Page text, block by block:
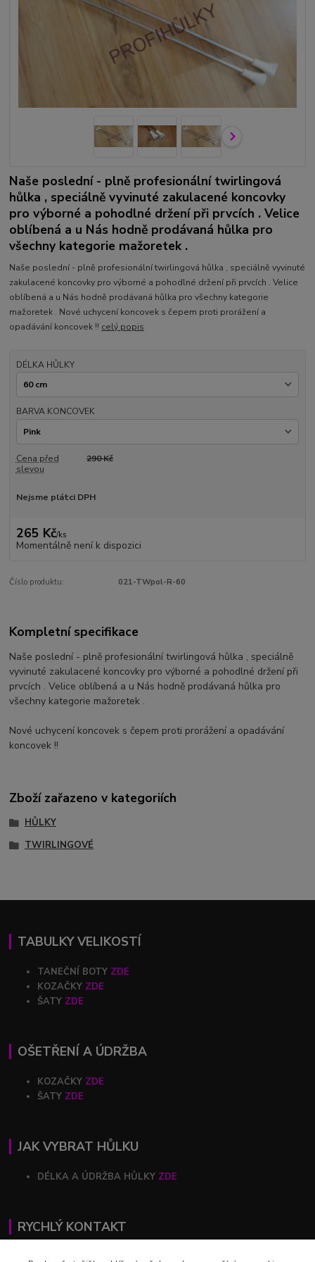
Naše poslední - plně profesionální twirlingová
hůlka , speciálně vyvinuté zakulacené koncovky
pro výborné a pohodlné držení při prvcích . Velice
oblíbená a u Nás hodně prodávaná hůlka pro
všechny kategorie mažoretek .
Naše poslední - plně profesionální twirlingová hůlka , speciálně vyvinuté
zakulacené koncovky pro výborné a pohodlné držení při prvcích . Velice
oblíbená a u Nás hodně prodávaná hůlka pro všechny kategorie
mažoretek . Nové uchycení koncovek s čepem proti prorážení a
opadávání koncovek !! celý popis
DÉLKA HŮLKY
BARVA KONCOVEK
Cena před
slevou
290 Kč
Nejsme plátci DPH
265 Kč/ks
Momentálně není k dispozici
Číslo produktu: 021-TWpol-R-60
Kompletní specifikace
Naše poslední - plně profesionální twirlingová hůlka , speciálně
vyvinuté zakulacené koncovky pro výborné a pohodlné držení při
prvcích . Velice oblíbená a u Nás hodně prodávaná hůlka pro
všechny kategorie mažoretek .
Nové uchycení koncovek s čepem proti prorážení a opadávání
koncovek !!
Zboží zařazeno v kategoriích
HŮLKY
TWIRLINGOVÉ
TABULKY VELIKOSTÍ
TANEČNÍ BOTY ZDE
KOZAČKY ZDE
ŠATY ZDE
OŠETŘENÍ A ÚDRŽBA
KOZAČKY ZDE
ŠATY ZDE
JAK VYBRAT HŮLKU
DÉLKA A ÚDRŽBA HŮLKY ZDE
RYCHLÝ KONTAKT